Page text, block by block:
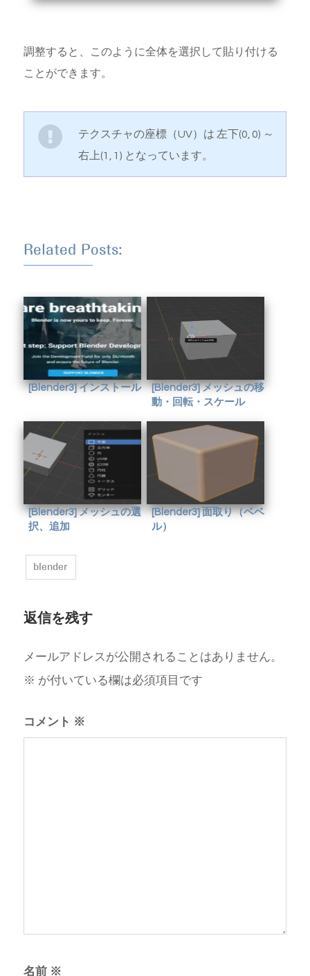
調整すると、このように全体を選択して貼り付ける
ことができます。
テクスチャの座標（UV）は 左下(0, 0) ～
右上(1, 1) となっています。
Related Posts:
[Blender3] インストール
[Blender3] メッシュの移
動・回転・スケール
[Blender3] メッシュの選
択、追加
[Blender3] 面取り（ベベ
ル）
blender
返信を残す
メールアドレスが公開されることはありません。
※ が付いている欄は必須項目です
コメント ※
名前 ※